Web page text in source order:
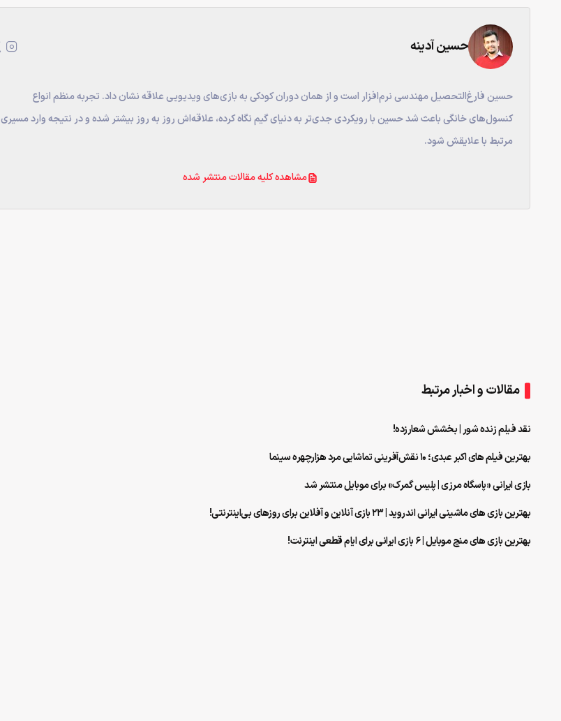
حسین آدینه
حسین فارغ‌التحصیل مهندسی نرم‌افزار است و از همان دوران کودکی به بازی‌های ویدیویی علاقه نشان داد. تجربه منظم انواع
کنسول‌های خانگی باعث شد حسین با رویکردی جدی‌تر به دنیای گیم نگاه کرده، علاقه‌اش روز به روز بیشتر شده و در نتیجه وارد مسیری
مرتبط با علایقش شود.
مشاهده کلیه مقالات منتشر شده
مقالات و اخبار مرتبط
نقد فیلم زنده شور | بخشش شعارزده!
بهترین فیلم های اکبر عبدی؛ 10 نقش‌آفرینی تماشایی مرد هزارچهره سینما
بازی ایرانی «پاسگاه مرزی | پلیس گمرک» برای موبایل منتشر شد
بهترین بازی های ماشینی ایرانی اندروید | ۲۳ بازی آنلاین و آفلاین برای روزهای بی‌اینترنتی!
بهترین بازی های منچ موبایل | ۶ بازی ایرانی برای ایام قطعی اینترنت!